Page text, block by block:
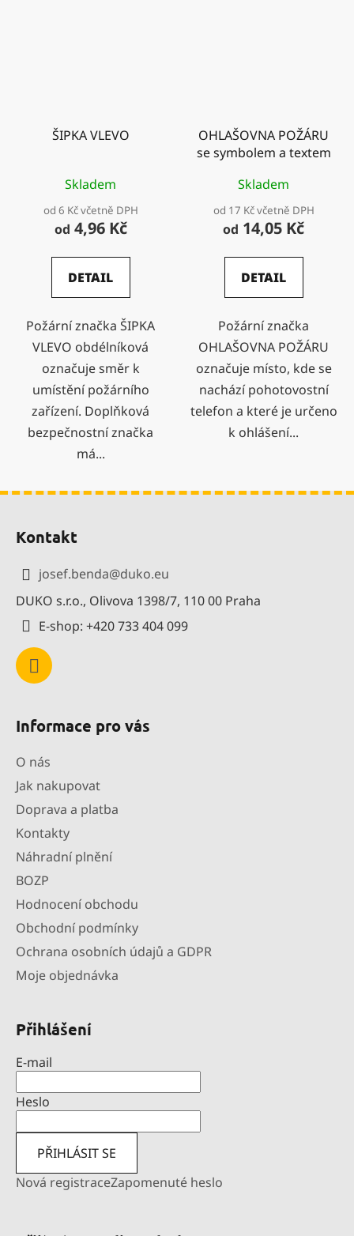
ŠIPKA VLEVO
Skladem
od 6 Kč včetně DPH
od 4,96 Kč
DETAIL
Požární značka ŠIPKA
VLEVO obdélníková
označuje směr k
umístění požárního
zařízení. Doplňková
bezpečnostní značka
má...
OHLAŠOVNA POŽÁRU
se symbolem a textem
Skladem
od 17 Kč včetně DPH
od 14,05 Kč
DETAIL
Požární značka
OHLAŠOVNA POŽÁRU
označuje místo, kde se
nachází pohotovostní
telefon a které je určeno
k ohlášení...
Kontakt
josef.benda@duko.eu
DUKO s.r.o., Olivova 1398/7, 110 00 Praha
E-shop: +420 733 404 099
Informace pro vás
O nás
Jak nakupovat
Doprava a platba
Kontakty
Náhradní plnění
BOZP
Hodnocení obchodu
Obchodní podmínky
Ochrana osobních údajů a GDPR
Moje objednávka
Přihlášení
E-mail
Heslo
PŘIHLÁSIT SE
Nová registraceZapomenuté heslo